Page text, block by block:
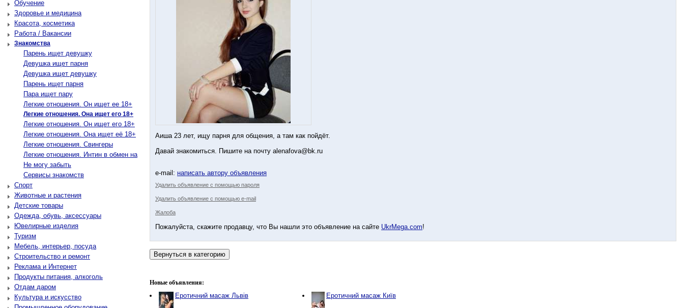
Обучение
Здоровье и медицина
Красота, косметика
Работа / Вакансии
Знакомства
Парень ищет девушку
Девушка ищет парня
Девушка ищет девушку
Парень ищет парня
Пара ищет пару
Легкие отношения. Он ищет ее 18+
Легкие отношения. Она ищет его 18+
Легкие отношения. Он ищет его 18+
Легкие отношения. Она ищет её 18+
Легкие отношения. Свингеры
Легкие отношения. Интин в обмен на
Не могу забыть
Сервисы знакомств
Спорт
Животные и растения
Детские товары
Одежда, обувь, аксессуары
Ювелирные изделия
Туризм
Мебель, интерьер, посуда
Строительство и ремонт
Реклама и Интернет
Продукты питания, алкоголь
Отдам даром
Культура и искусство
Аиша 23 лет, ищу парня для общения, а там как пойдёт.
Давай знакомиться. Пишите на почту alenafova@bk.ru
e-mail: написать автору объявления
Удалить объявление с помощью пароля
Удалить объявление с помощью e-mail
Жалоба
Пожалуйста, скажите продавцу, что Вы нашли это объявление на сайте UkrMega.com!
Новые объявления:
Еротичний масаж Львів Еротичний масаж Київ